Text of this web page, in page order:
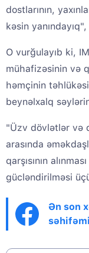
dostlarının,
kəsin
O vurğulayıb ki,
mühafizəsinin və
həmçinin
beynəlxalq
"Üzv dövlətlər və
arasında
qarşısının
gücləndirilməsi
Ən son